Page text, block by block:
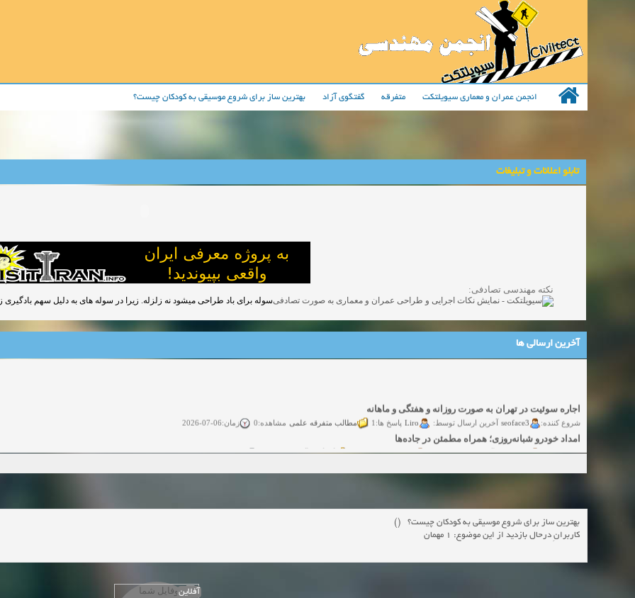
انجمن عمران و معماری سیویلتکت متفرقه گفتگوی آزاد بهترین ساز برای شروع موسیقی به کودکان چیست؟
تابلو اعلانات و تبلیغات
نکته مهندسی تصادفی:
سوله برای باد طراحی میشود نه زلزله. زیرا در سوله های به دلیل سهم بادگیری
آخرین ارسالی ها
اجاره سوئیت در تهران به صورت روزانه و هفتگی و ماهانه
شروع کننده: seoface3 آخرین ارسال توسط: پاسخ ها:1 مطالب متفرقه علمی
امداد خودرو شبانه‌روزی؛ همراه مطمئن در جاده‌ها
شروع کننده: yadak724 آخرین ارسال توسط: گفتگوی آزاد
انواع پمپ و الکتروموتور
شروع کننده: pumpy آخرین ارسال توسط:
بهترین ساز برای شروع موسیقی به کودکان چیست؟ ()
کاربرانِ درحال بازدید از این موضوع: 1 مهمان
آفلاین